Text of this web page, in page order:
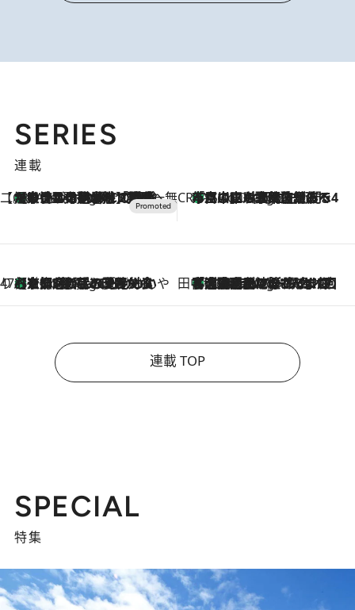
SERIES
連載
【CREA×星野リゾート】唯一無二。癒しと発見が待つ場所へ
2 Hours Ago
【トンボの足水浴】ヒノキの香りに包まれて涼感マックス！約13℃の湧水かけ流しを避暑地「星野温泉 トンボの湯」で体験 CREA'S CHOICE
4 Hours Ago
「立川にも歌舞伎があるんだよ」 片岡仁左衛門・市川中車ら豪華座組みで4年目の立川立飛歌舞伎へ
47都道府県の手みやげ ひんやりスイーツで夏を満喫
4 Hours Ago
【京都府】この夏絶対食べたい 冷やしておいしいおやつ3選 ひと口目から心を掴む新緑のテリーヌ 田中稲の勝手に再ブーム
9 Hours Ago
「湘南乃風に憧れて」観客大盛上がりの“タオル回し”に、ラッパー顔負けの高速歌唱まで…さだまさし（74）のアグレッシブすぎる現在地
連載 TOP
SPECIAL
特集